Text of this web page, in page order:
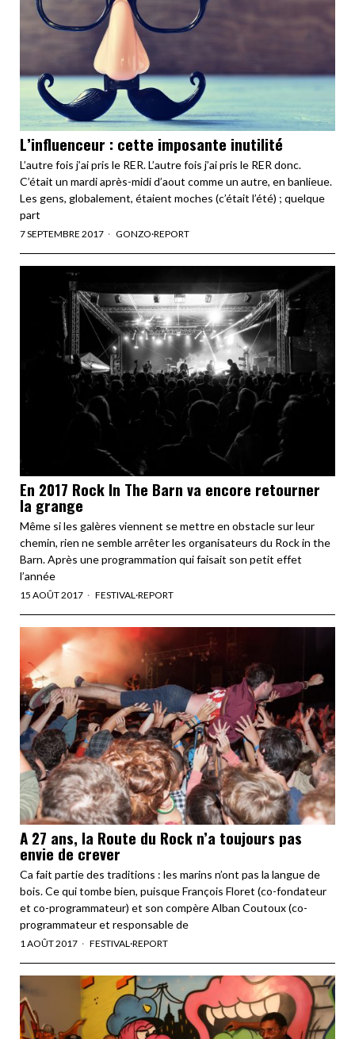
L’influenceur : cette imposante inutilité
L’autre fois j’ai pris le RER. L’autre fois j’ai pris le RER donc.
C’était un mardi après-midi d’aout comme un autre, en banlieue.
Les gens, globalement, étaient moches (c’était l’été) ; quelque
part
7 SEPTEMBRE 2017 GONZO·REPORT
En 2017 Rock In The Barn va encore retourner
la grange
Même si les galères viennent se mettre en obstacle sur leur
chemin, rien ne semble arrêter les organisateurs du Rock in the
Barn. Après une programmation qui faisait son petit effet
l’année
15 AOÛT 2017 FESTIVAL·REPORT
A 27 ans, la Route du Rock n’a toujours pas
envie de crever
Ca fait partie des traditions : les marins n’ont pas la langue de
bois. Ce qui tombe bien, puisque François Floret (co-fondateur
et co-programmateur) et son compère Alban Coutoux (co-
programmateur et responsable de
1 AOÛT 2017 FESTIVAL·REPORT